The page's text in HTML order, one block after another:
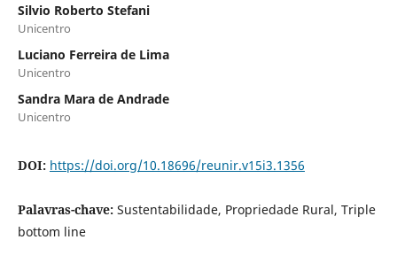
Silvio Roberto Stefani
Unicentro
Luciano Ferreira de Lima
Unicentro
Sandra Mara de Andrade
Unicentro
DOI: https://doi.org/10.18696/reunir.v15i3.1356
Palavras-chave: Sustentabilidade, Propriedade Rural, Triple
bottom line